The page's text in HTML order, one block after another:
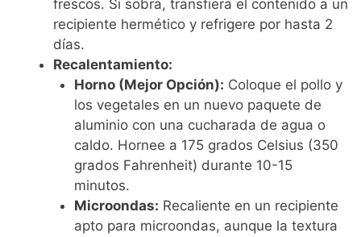
frescos. Si sobra, transfiera el contenido a un
recipiente hermético y refrigere por hasta 2
días.
Recalentamiento:
Horno (Mejor Opción): Coloque el pollo y
los vegetales en un nuevo paquete de
aluminio con una cucharada de agua o
caldo. Hornee a 175 grados Celsius (350
grados Fahrenheit) durante 10-15
minutos.
Microondas: Recaliente en un recipiente
apto para microondas, aunque la textura